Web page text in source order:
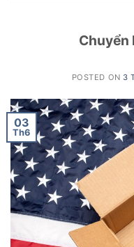
Chuyển
POSTED ON 3
03
Th6